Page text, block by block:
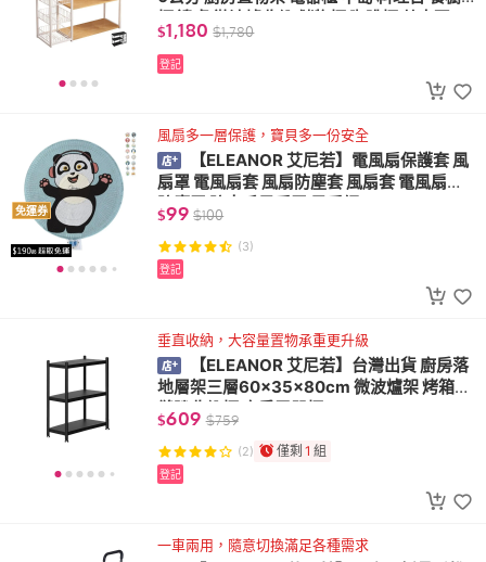
櫃 邊桌 微波爐收納 儲物櫃 咖啡櫃 茶水區
$1,180 $1,780
登記
免運券
風扇多一層保護，寶貝多一份安全
【ELEANOR 艾尼若】電風扇保護套 風
扇罩 電風扇套 風扇防塵套 風扇套 電風扇罩
防塵罩 防夾手風扇罩 風扇網
$99 $100
(3)
登記
垂直收納，大容量置物承重更升級
【ELEANOR 艾尼若】台灣出貨 廚房落
地層架三層60×35×80cm 微波爐架 烤箱架
縫隙收納櫃 廚房電器櫃
$609 $759
(2) 僅剩 1 組
登記
一車兩用，隨意切換滿足各種需求